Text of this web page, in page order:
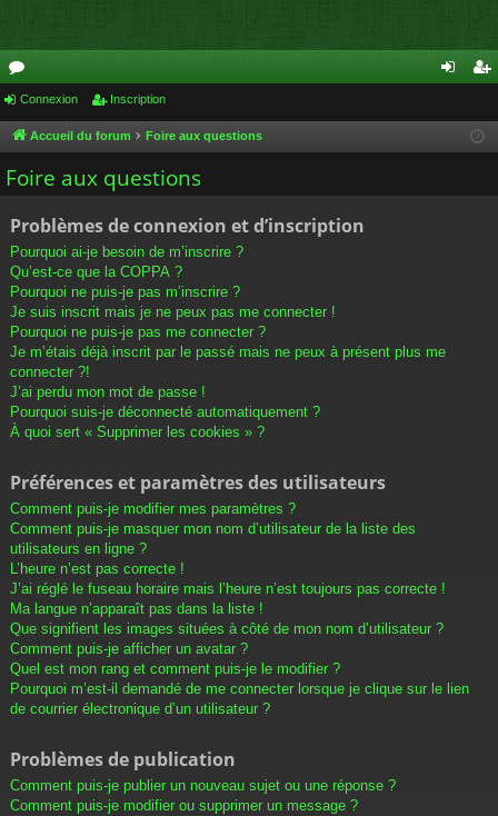
or
u
m
cri
Connexion Inscription
Accueil du forum Foire aux questions
Foire aux questions
Problèmes de connexion et d’inscription
Pourquoi ai-je besoin de m’inscrire ?
Qu’est-ce que la COPPA ?
Pourquoi ne puis-je pas m’inscrire ?
Je suis inscrit mais je ne peux pas me connecter !
Pourquoi ne puis-je pas me connecter ?
Je m’étais déjà inscrit par le passé mais ne peux à présent plus me
connecter ?!
J’ai perdu mon mot de passe !
Pourquoi suis-je déconnecté automatiquement ?
À quoi sert « Supprimer les cookies » ?
Préférences et paramètres des utilisateurs
Comment puis-je modifier mes paramètres ?
Comment puis-je masquer mon nom d’utilisateur de la liste des
utilisateurs en ligne ?
L’heure n’est pas correcte !
J’ai réglé le fuseau horaire mais l’heure n’est toujours pas correcte !
Ma langue n’apparaît pas dans la liste !
Que signifient les images situées à côté de mon nom d’utilisateur ?
Comment puis-je afficher un avatar ?
Quel est mon rang et comment puis-je le modifier ?
Pourquoi m’est-il demandé de me connecter lorsque je clique sur le lien
de courrier électronique d’un utilisateur ?
Problèmes de publication
Comment puis-je publier un nouveau sujet ou une réponse ?
Comment puis-je modifier ou supprimer un message ?